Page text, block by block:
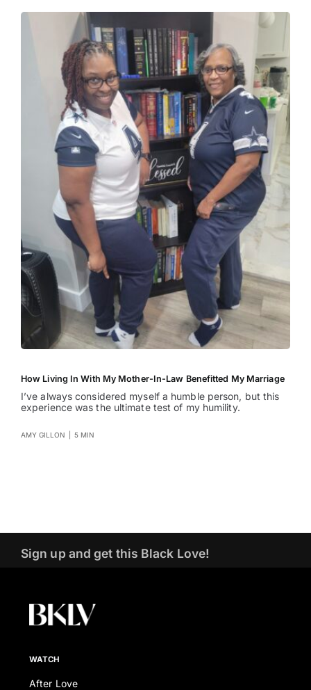
How Living In With My Mother-In-Law Benefitted My Marriage
I’ve always considered myself a humble person, but this
experience was the ultimate test of my humility.
AMY GILLON 5 MIN
Sign up and get this Black Love!
WATCH
After Love